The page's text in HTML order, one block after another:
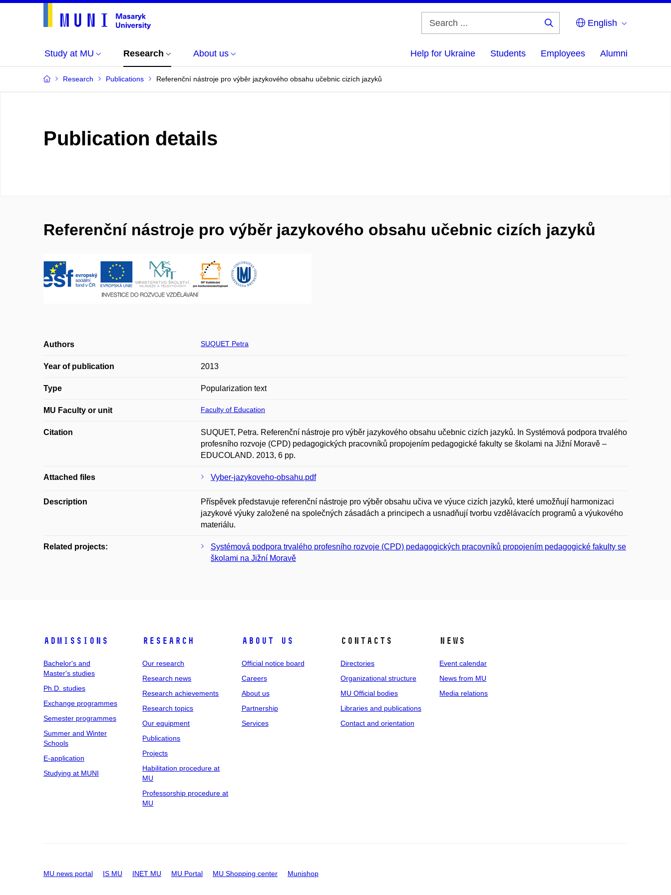
English
Study at MU Research About us Help for Ukraine Students Employees Alumni
Research Publications Referenční nástroje pro výběr jazykového obsahu učebnic cizích jazyků
Publication details
Referenční nástroje pro výběr jazykového obsahu učebnic cizích jazyků
Authors SUQUET Petra
Year of publication 2013
Type Popularization text
MU Faculty or unit Faculty of Education
Citation
SUQUET, Petra. Referenční nástroje pro výběr jazykového obsahu učebnic cizích jazyků. In Systémová podpora trvalého
profesního rozvoje (CPD) pedagogických pracovníků propojením pedagogické fakulty se školami na Jižní Moravě –
EDUCOLAND. 2013, 6 pp.
Attached files Vyber-jazykoveho-obsahu.pdf
Description
Příspěvek představuje referenční nástroje pro výběr obsahu učiva ve výuce cizích jazyků, které umožňují harmonizaci
jazykové výuky založené na společných zásadách a principech a usnadňují tvorbu vzdělávacích programů a výukového
materiálu.
Related projects:
Systémová podpora trvalého profesního rozvoje (CPD) pedagogických pracovníků propojením pedagogické fakulty se
školami na Jižní Moravě
Admissions
Bachelor's and
Master's studies
Ph.D. studies
Exchange programmes
Semester programmes
Summer and Winter
Schools
E-application
Studying at MUNI
Research
Our research
Research news
Research achievements
Research topics
Our equipment
Publications
Projects
Habilitation procedure at
MU
Professorship procedure at
MU
About us
Official notice board
Careers
About us
Partnership
Services
Contacts
Directories
Organizational structure
MU Official bodies
Libraries and publications
Contact and orientation
News
Event calendar
News from MU
Media relations
MU news portal IS MU INET MU MU Portal MU Shopping center Munishop